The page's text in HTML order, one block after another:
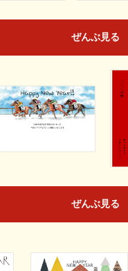
ぜんぶ見る
ぜんぶ見る